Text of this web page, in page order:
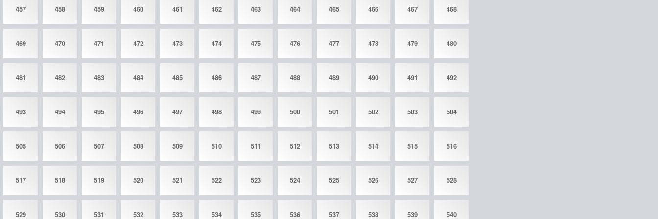
457 458 459 460 461 462 463 464 465 466 467 468
469 470 471 472 473 474 475 476 477 478 479 480
481 482 483 484 485 486 487 488 489 490 491 492
493 494 495 496 497 498 499 500 501 502 503 504
505 506 507 508 509 510 511 512 513 514 515 516
517 518 519 520 521 522 523 524 525 526 527 528
529 530 531 532 533 534 535 536 537 538 539 540